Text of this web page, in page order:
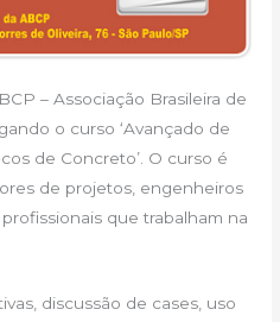
– Associação Brasileira de
o curso ‘Avançado de
de Concreto’. O curso é
de projetos, engenheiros
que trabalham na
discussão de cases, uso